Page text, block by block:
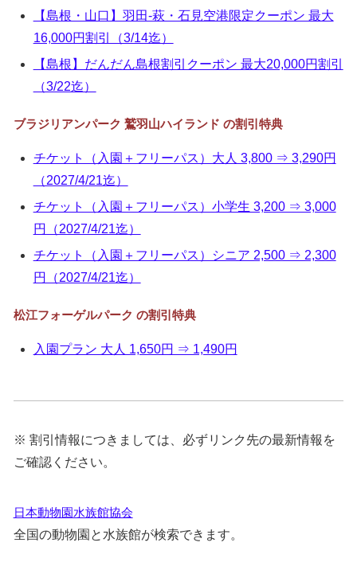
【島根・山口】羽田-萩・石見空港限定クーポン 最大
16,000円割引（3/14迄）
【島根】だんだん島根割引クーポン 最大20,000円割引
（3/22迄）
ブラジリアンパーク 鷲羽山ハイランド の割引特典
チケット（入園＋フリーパス）大人 3,800 ⇒ 3,290円
（2027/4/21迄）
チケット（入園＋フリーパス）小学生 3,200 ⇒ 3,000
円（2027/4/21迄）
チケット（入園＋フリーパス）シニア 2,500 ⇒ 2,300
円（2027/4/21迄）
松江フォーゲルパーク の割引特典
入園プラン 大人 1,650円 ⇒ 1,490円
※ 割引情報につきましては、必ずリンク先の最新情報を
ご確認ください。
日本動物園水族館協会
全国の動物園と水族館が検索できます。